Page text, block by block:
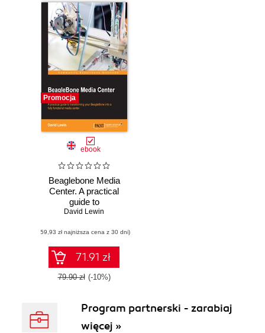
Promocja
ebook
Beaglebone Media
Center. A practical
guide to
transforming your
fully functional
media center
David Lewin
(59,93 zł najniższa cena z 30 dni)
71.91 zł
79.90 zł (-10%)
Program partnerski - zarabiaj
więcej »